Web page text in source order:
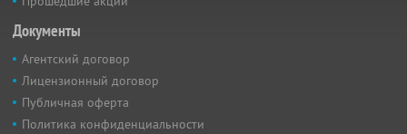
Документы
Агентский договор
Лицензионный договор
Публичная оферта
Политика конфиденциальности